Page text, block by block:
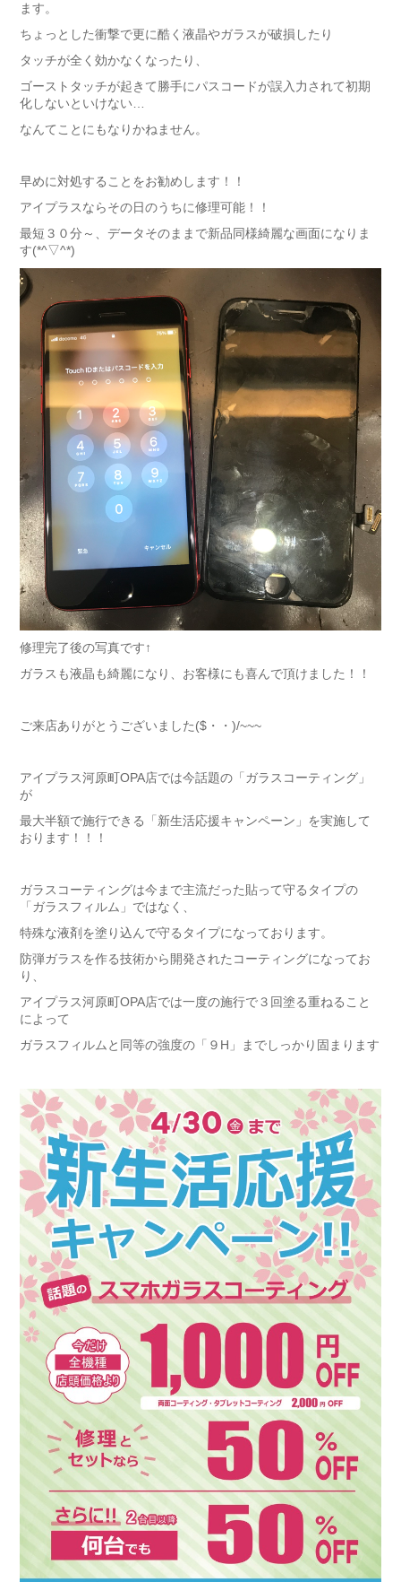
ます。
ちょっとした衝撃で更に酷く液晶やガラスが破損したり
タッチが全く効かなくなったり、
ゴーストタッチが起きて勝手にパスコードが誤入力されて初期
化しないといけない…
なんてことにもなりかねません。
早めに対処することをお勧めします！！
アイプラスならその日のうちに修理可能！！
最短３０分～、データそのままで新品同様綺麗な画面になりま
す(*^▽^*)
修理完了後の写真です↑
ガラスも液晶も綺麗になり、お客様にも喜んで頂けました！！
ご来店ありがとうございました($・・)/~~~
アイプラス河原町OPA店では今話題の「ガラスコーティング」
が
最大半額で施行できる 「新生活応援キャンペーン」 を実施して
おります！！！
ガラスコーティングは今まで主流だった貼って守るタイプの
「ガラスフィルム」ではなく、
特殊な液剤を塗り込んで守るタイプになっております。
防弾ガラスを作る技術から開発されたコーティングになってお
り、
アイプラス河原町OPA店では一度の施行で３回塗る重ねること
によって
ガラスフィルムと同等の強度の「９H」までしっかり固まります